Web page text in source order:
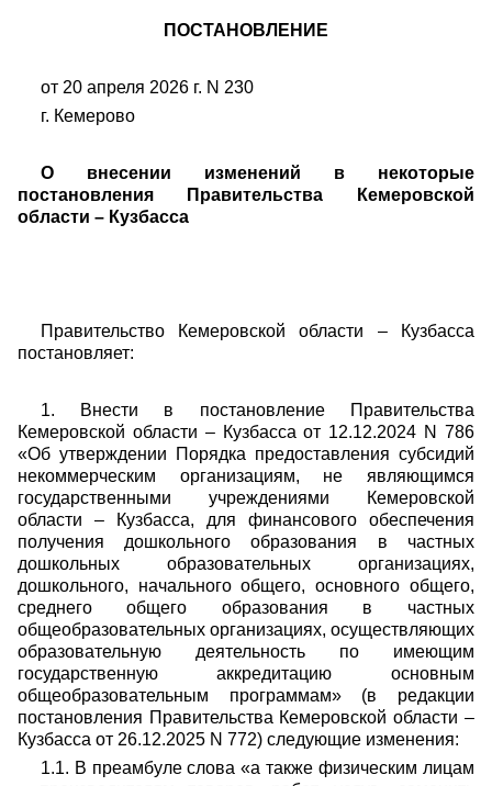
ПОСТАНОВЛЕНИЕ
от 20 апреля 2026 г. N 230
г. Кемерово
О внесении изменений в некоторые
постановления Правительства Кемеровской
области – Кузбасса
Правительство Кемеровской области – Кузбасса
постановляет:
1. Внести в постановление Правительства
Кемеровской области – Кузбасса от 12.12.2024 N 786
«Об утверждении Порядка предоставления субсидий
некоммерческим организациям, не являющимся
государственными учреждениями Кемеровской
области – Кузбасса, для финансового обеспечения
получения дошкольного образования в частных
дошкольных образовательных организациях,
дошкольного, начального общего, основного общего,
среднего общего образования в частных
общеобразовательных организациях, осуществляющих
образовательную деятельность по имеющим
государственную аккредитацию основным
общеобразовательным программам» (в редакции
постановления Правительства Кемеровской области –
Кузбасса от 26.12.2025 N 772) следующие изменения:
1.1. В преамбуле слова «а также физическим лицам